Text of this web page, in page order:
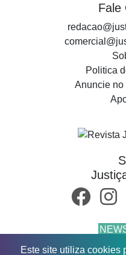
Fale
Politica
Anuncie no
Este site utiliza cookies